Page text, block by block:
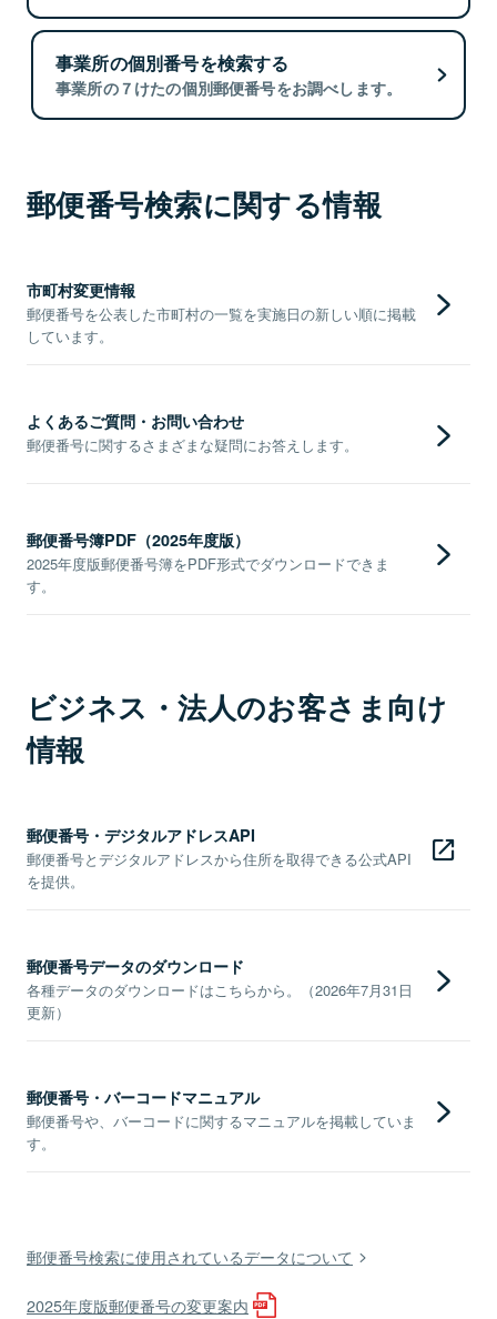
事業所の個別番号を検索する
事業所の７けたの個別郵便番号をお調べします。
郵便番号検索に関する情報
市町村変更情報
郵便番号を公表した市町村の一覧を実施日の新しい順に掲載
しています。
よくあるご質問・お問い合わせ
郵便番号に関するさまざまな疑問にお答えします。
郵便番号簿PDF（2025年度版）
2025年度版郵便番号簿をPDF形式でダウンロードできま
す。
ビジネス・法人のお客さま向け
情報
郵便番号・デジタルアドレスAPI
郵便番号とデジタルアドレスから住所を取得できる公式API
を提供。
郵便番号データのダウンロード
各種データのダウンロードはこちらから。（2026年7月31日
更新）
郵便番号・バーコードマニュアル
郵便番号や、バーコードに関するマニュアルを掲載していま
す。
郵便番号検索に使用されているデータについて
2025年度版郵便番号の変更案内